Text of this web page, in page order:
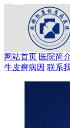
网站首页 医院简
牛皮癣病因 联系